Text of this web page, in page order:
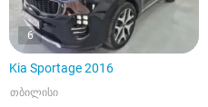
6
Kia Sportage 2016
თბილისი